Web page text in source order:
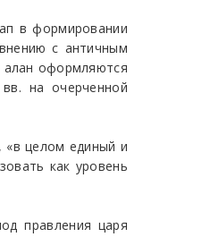
в формировании
с античным
алан оформляются
на очерченной
«в целом единый и
как уровень
правления царя